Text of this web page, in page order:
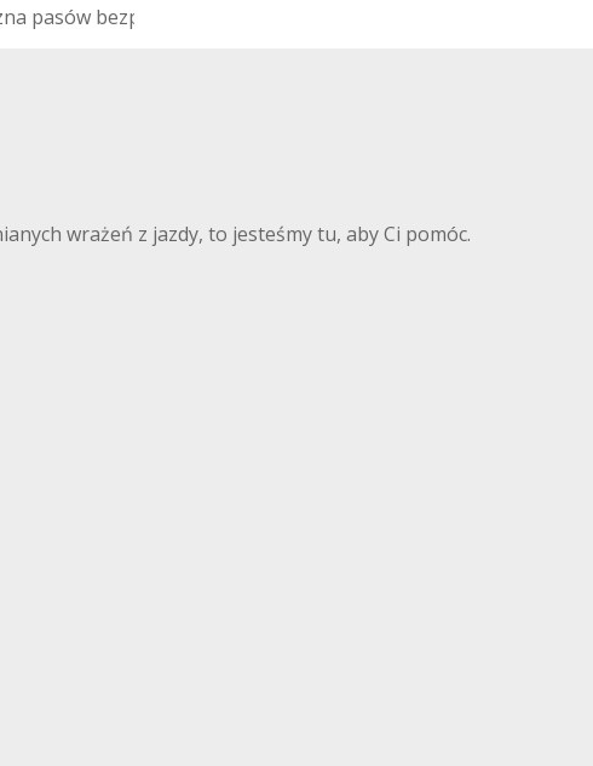
na pasów bezp
wrażeń z jazdy, to jesteśmy tu, aby Ci pomóc.